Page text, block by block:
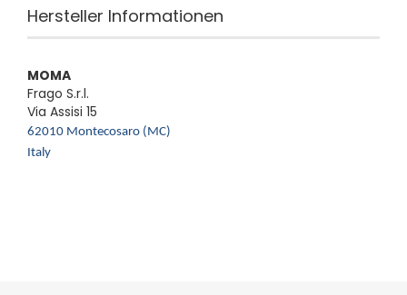
Hersteller Informationen
MOMA
Frago S.r.l.
Via Assisi 15
62010 Montecosaro (MC)
Italy